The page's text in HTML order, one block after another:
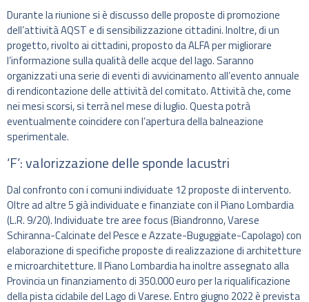
Durante la riunione si è discusso delle proposte di promozione
dell’attività AQST e di sensibilizzazione cittadini. Inoltre, di un
progetto, rivolto ai cittadini, proposto da ALFA per migliorare
l’informazione sulla qualità delle acque del lago. Saranno
organizzati una serie di eventi di avvicinamento all’evento annuale
di rendicontazione delle attività del comitato. Attività che, come
nei mesi scorsi, si terrà nel mese di luglio. Questa potrà
eventualmente coincidere con l’apertura della balneazione
sperimentale.
‘F’: valorizzazione delle sponde lacustri
Dal confronto con i comuni individuate 12 proposte di intervento.
Oltre ad altre 5 già individuate e finanziate con il Piano Lombardia
(L.R. 9/20). Individuate tre aree focus (Biandronno, Varese
Schiranna-Calcinate del Pesce e Azzate-Buguggiate-Capolago) con
elaborazione di specifiche proposte di realizzazione di architetture
e microarchitetture. Il Piano Lombardia ha inoltre assegnato alla
Provincia un finanziamento di 350.000 euro per la riqualificazione
della pista ciclabile del Lago di Varese. Entro giugno 2022 è prevista